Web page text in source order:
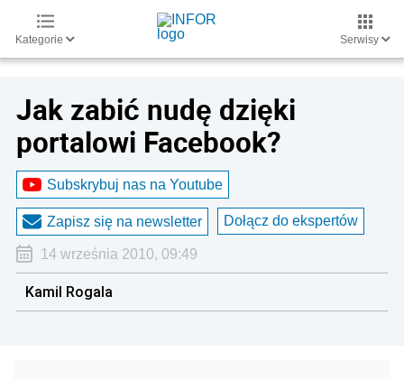
Kategorie Serwisy
Jak zabić nudę dzięki
portalowi Facebook?
Subskrybuj nas na Youtube
Zapisz się na newsletter Dołącz do ekspertów
14 września 2010, 09:49
Kamil Rogala